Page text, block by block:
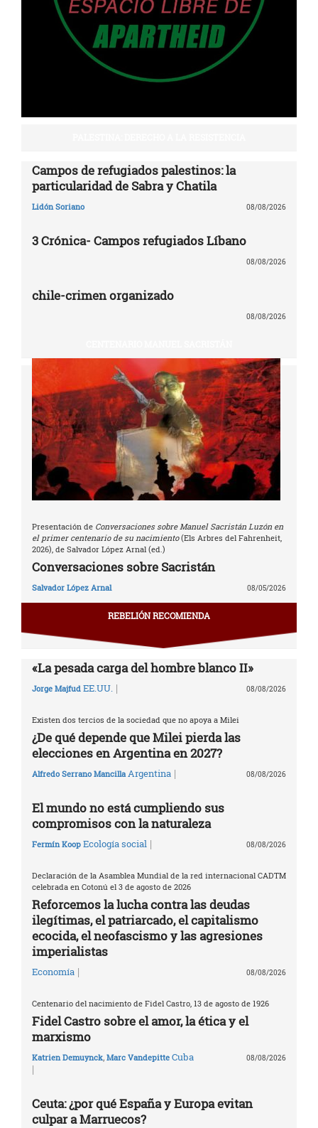
Campos de refugiados palestinos: la
particularidad de Sabra y Chatila
Lidón Soriano 08/08/2026
3 Crónica- Campos refugiados Líbano
08/08/2026
chile-crimen organizado
08/08/2026
Presentación de Conversaciones sobre Manuel Sacristán Luzón en
el primer centenario de su nacimiento(Els Arbres del Fahrenheit,
2026), de Salvador López Arnal (ed.)
Conversaciones sobre Sacristán
Salvador López Arnal 08/05/2026
REBELIÓN RECOMIENDA
«La pesada carga del hombre blanco II»
Jorge Majfud EE.UU. | 08/08/2026
Existen dos tercios de la sociedad que no apoya a Milei
¿De qué depende que Milei pierda las
elecciones en Argentina en 2027?
Alfredo Serrano Mancilla Argentina | 08/08/2026
El mundo no está cumpliendo sus
compromisos con la naturaleza
Fermín Koop Ecología social | 08/08/2026
Declaración de la Asamblea Mundial de la red internacional CADTM
celebrada en Cotonú el 3 de agosto de 2026
Reforcemos la lucha contra las deudas
ilegítimas, el patriarcado, el capitalismo
ecocida, el neofascismo y las agresiones
imperialistas
Economía | 08/08/2026
Centenario del nacimiento de Fidel Castro, 13 de agosto de 1926
Fidel Castro sobre el amor, la ética y el
marxismo
Katrien Demuynck, Marc Vandepitte Cuba
|
08/08/2026
Ceuta: ¿por qué España y Europa evitan
culpar a Marruecos?